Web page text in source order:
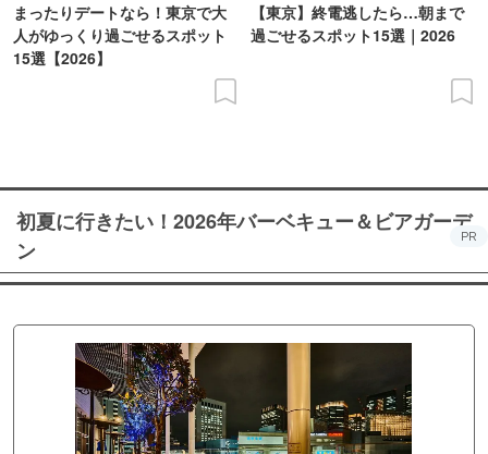
まったりデートなら！東京で大
人がゆっくり過ごせるスポット
15選【2026】
【東京】終電逃したら…朝まで
過ごせるスポット15選｜2026
初夏に行きたい！2026年バーベキュー＆ビアガーデ
ン
PR